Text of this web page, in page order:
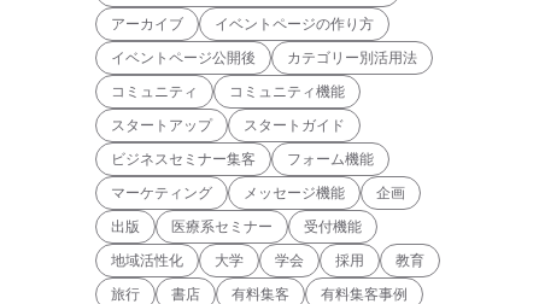
アーカイブ
イベントページの作り方
イベントページ公開後
カテゴリー別活用法
コミュニティ
コミュニティ機能
スタートアップ
スタートガイド
ビジネスセミナー集客
フォーム機能
マーケティング
メッセージ機能
企画
出版
医療系セミナー
受付機能
地域活性化
大学 学会 採用
教育
旅行
書店 有料集客
有料集客事例